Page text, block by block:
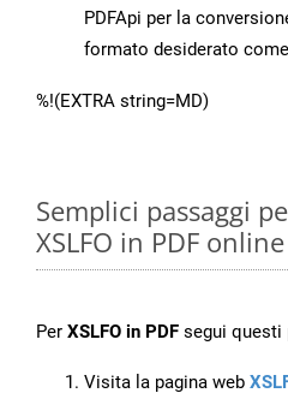
PDFApi per la
formato desiderato
%!(EXTRA string=MD)
Semplici passaggi
XSLFO in PDF online
Per XSLFO in PDF segui questi
Visita la pagina web